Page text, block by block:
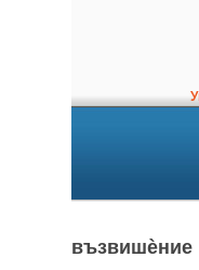
възвишѐние